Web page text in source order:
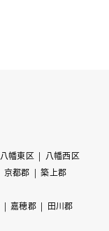
八幡東区
八幡西区
京都郡
築上郡
嘉穂郡
田川郡